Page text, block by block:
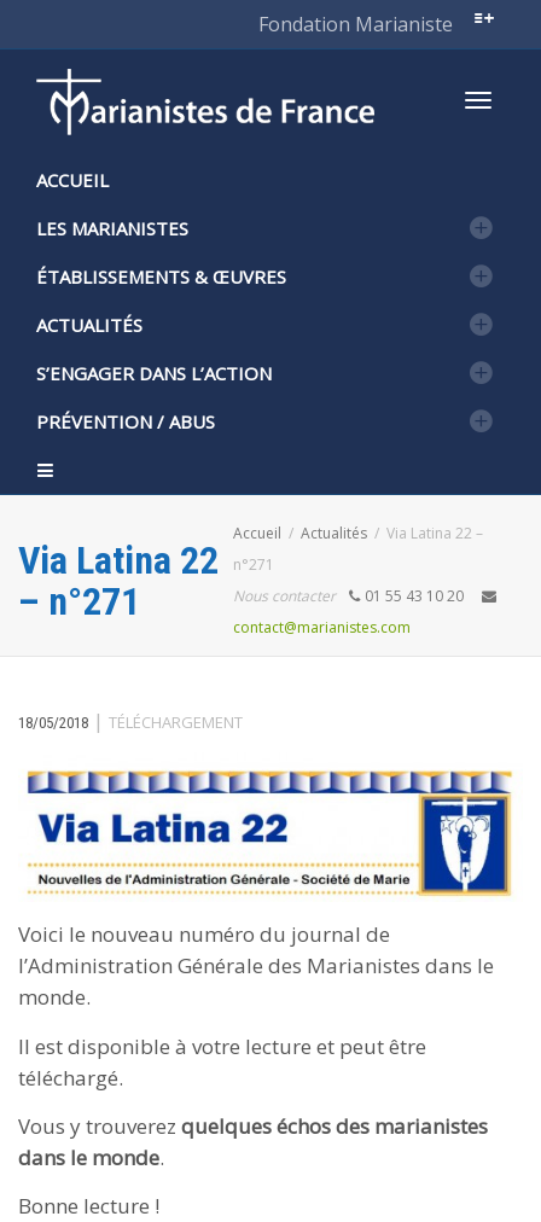
Fondation Marianiste
ACCUEIL
LES MARIANISTES
ÉTABLISSEMENTS & ŒUVRES
ACTUALITÉS
S’ENGAGER DANS L’ACTION
PRÉVENTION / ABUS
Via Latina 22
– n°271
Accueil Actualités
Via Latina 22 –
n°271
Nous contacter
01 55 43 10 20
contact@marianistes.com
18/05/2018 | TÉLÉCHARGEMENT
Voici le nouveau numéro du journal de
l’Administration Générale des Marianistes dans le
monde.
Il est disponible à votre lecture et peut être
téléchargé.
Vous y trouverez quelques échos des marianistes
dans le monde.
Bonne lecture !